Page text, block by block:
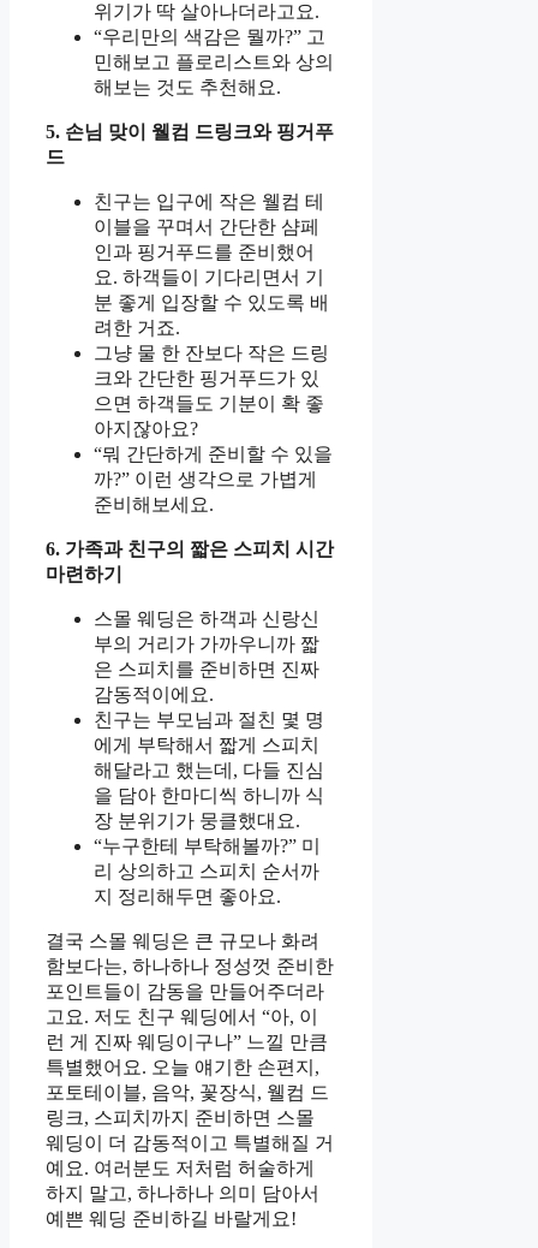
위기가 딱 살아나더라고요.
“우리만의 색감은 뭘까?” 고
민해보고 플로리스트와 상의
해보는 것도 추천해요.
5. 손님 맞이 웰컴 드링크와 핑거푸
드
친구는 입구에 작은 웰컴 테
이블을 꾸며서 간단한 샴페
인과 핑거푸드를 준비했어
요. 하객들이 기다리면서 기
분 좋게 입장할 수 있도록 배
려한 거죠.
그냥 물 한 잔보다 작은 드링
크와 간단한 핑거푸드가 있
으면 하객들도 기분이 확 좋
아지잖아요?
“뭐 간단하게 준비할 수 있을
까?” 이런 생각으로 가볍게
준비해보세요.
6. 가족과 친구의 짧은 스피치 시간
마련하기
스몰 웨딩은 하객과 신랑신
부의 거리가 가까우니까 짧
은 스피치를 준비하면 진짜
감동적이에요.
친구는 부모님과 절친 몇 명
에게 부탁해서 짧게 스피치
해달라고 했는데, 다들 진심
을 담아 한마디씩 하니까 식
장 분위기가 뭉클했대요.
“누구한테 부탁해볼까?” 미
리 상의하고 스피치 순서까
지 정리해두면 좋아요.
결국 스몰 웨딩은 큰 규모나 화려
함보다는, 하나하나 정성껏 준비한
포인트들이 감동을 만들어주더라
고요. 저도 친구 웨딩에서 “아, 이
런 게 진짜 웨딩이구나” 느낄 만큼
특별했어요. 오늘 얘기한 손편지,
포토테이블, 음악, 꽃장식, 웰컴 드
링크, 스피치까지 준비하면 스몰
웨딩이 더 감동적이고 특별해질 거
예요. 여러분도 저처럼 허술하게
하지 말고, 하나하나 의미 담아서
예쁜 웨딩 준비하길 바랄게요!